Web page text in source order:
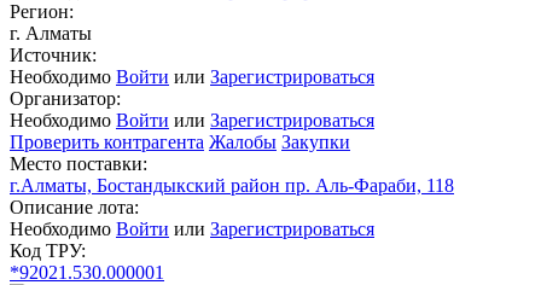
Регион:
г. Алматы
Источник:
Необходимо Войти или Зарегистрироваться
Организатор:
Необходимо Войти или Зарегистрироваться
Проверить контрагента Жалобы Закупки
Место поставки:
г.Алматы, Бостандыкский район пр. Аль-Фараби, 118
Описание лота:
Необходимо Войти или Зарегистрироваться
Код ТРУ:
*92021.530.000001